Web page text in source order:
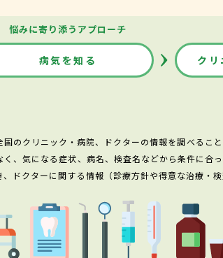
悩みに寄り添うアプローチ
病気を知る クリ
のクリニック・病院、ドクターの情報を調べるこ
、気になる症状、病名、検査名などから条件に合
ドクターに関する情報（診療方針や得意な治療・検